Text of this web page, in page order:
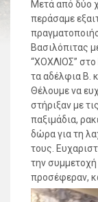
Μετά από δύο
περάσαμε
Βασιλόπιτας
“ΧΟΧΛΙΟΣ”
τα αδέλφια Β.
Θέλουμε να
στήριξαν με
παξιμάδια,
δώρα για τη
τους.
την
προσέφεραν,